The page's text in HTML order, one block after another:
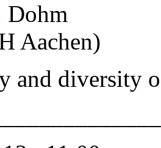
Dohm
Aachen)
and diversity